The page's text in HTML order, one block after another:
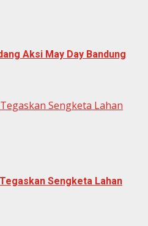
Aksi May Day Bandung
Sengketa Lahan
Sengketa Lahan